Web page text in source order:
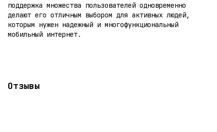
поддержка множества пользователей одновременно
делают его отличным выбором для активных людей,
которым нужен надежный и многофункциональный
мобильный интернет.
Отзывы